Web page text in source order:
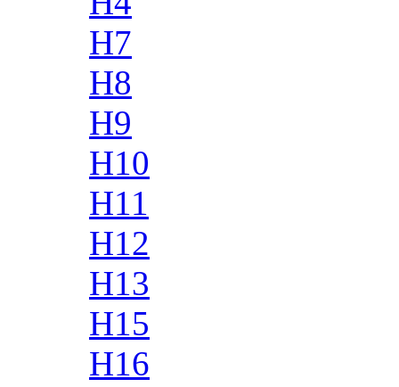
H7
H8
H9
H10
H11
H12
H13
H15
H16